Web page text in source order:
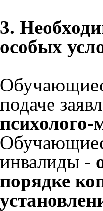
3.
особых
подаче
инвалиды -
порядке